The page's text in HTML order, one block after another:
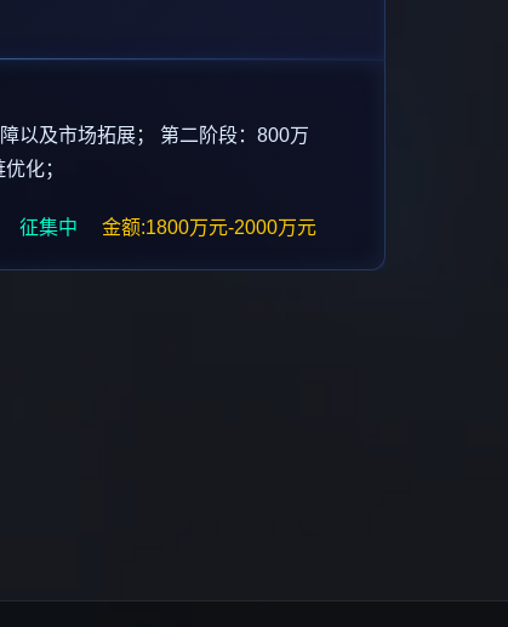
以及市场拓展； 第二阶段：800万
化；
征集中 金额:1800万元-2000万元